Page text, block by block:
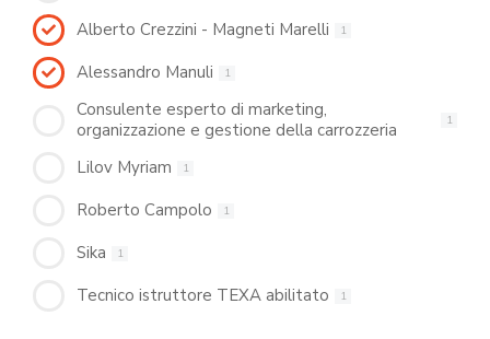
Alberto Crezzini - Magneti Marelli 1
Alessandro Manuli 1
Consulente esperto di marketing,
organizzazione e gestione della carrozzeria
1
Lilov Myriam 1
Roberto Campolo 1
Sika 1
Tecnico istruttore TEXA abilitato 1